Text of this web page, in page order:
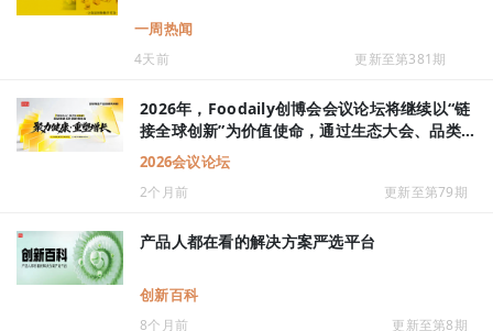
博览会，打造全球食品产业创新风向标，共同探
索下一轮革新增长，帮助企业在关键窗口期赢得
竞争先机。
一周热闻
4天前 更新至第381期
2026年，Foodaily创博会会议论坛将继续以“链
接全球创新”为价值使命，通过生态大会、品类&
主题分论坛、全球创新品鉴、创新私享会等多个
版块，分享创新产品案例、商业实践、创新技术
方案等。我们将邀约150+重磅嘉宾带来100+场
策人参会，帮助行业创新者们挖掘新品类新场景
展。
2026会议论坛
2个月前 更新至第79期
产品人都在看的解决方案严选平台
创新百科
8个月前 更新至第8期